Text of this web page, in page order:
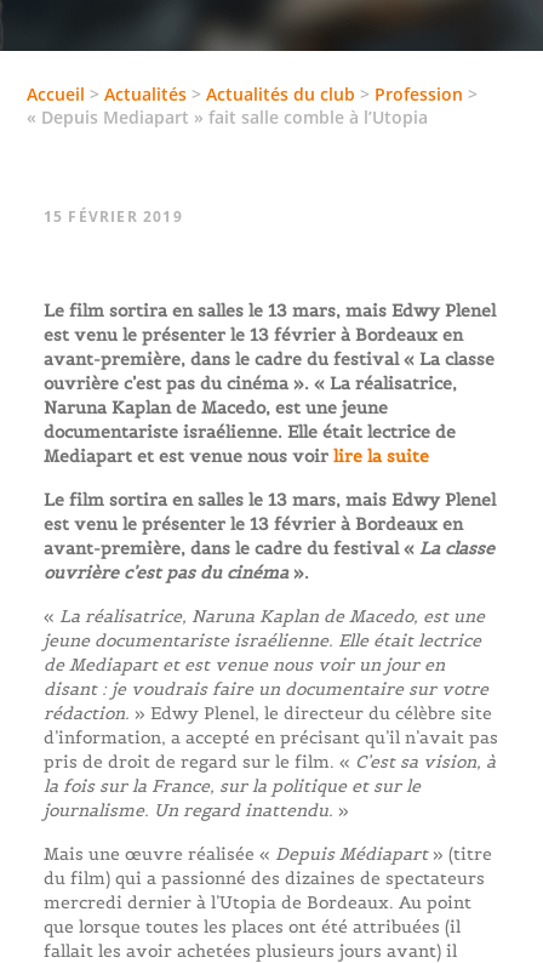
Accueil >Actualités >Actualités du club > Profession >
« Depuis Mediapart » fait salle comble à l’Utopia
15 FÉVRIER 2019
Le film sortira en salles le 13 mars, mais Edwy Plenel
est venu le présenter le 13 février à Bordeaux en
avant-première, dans le cadre du festival « La classe
ouvrière c’est pas du cinéma ». « La réalisatrice,
Naruna Kaplan de Macedo, est une jeune
documentariste israélienne. Elle était lectrice de
Mediapart et est venue nous voirlire la suite
Le film sortira en salles le 13 mars, mais Edwy Plenel
est venu le présenter le 13 février à Bordeaux en
avant-première, dans le cadre du festival « La classe
ouvrière c’est pas du cinéma ».
« La réalisatrice, Naruna Kaplan de Macedo, est une
jeune documentariste israélienne. Elle était lectrice
de Mediapart et est venue nous voir un jour en
disant : je voudrais faire un documentaire sur votre
rédaction. » Edwy Plenel, le directeur du célèbre site
d’information, a accepté en précisant qu’il n’avait pas
pris de droit de regard sur le film. « C’est sa vision, à
la fois sur la France, sur la politique et sur le
journalisme. Un regard inattendu. »
Mais une œuvre réalisée « Depuis Médiapart » (titre
du film) qui a passionné des dizaines de spectateurs
mercredi dernier à l’Utopia de Bordeaux. Au point
que lorsque toutes les places ont été attribuées (il
fallait les avoir achetées plusieurs jours avant) il